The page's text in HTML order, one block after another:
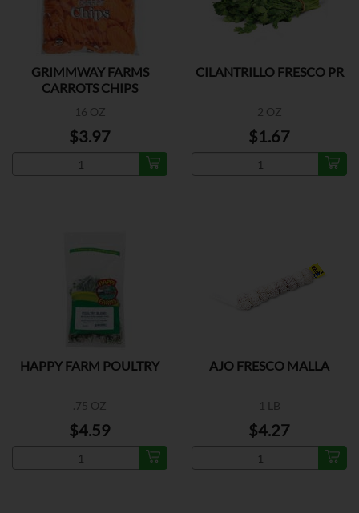
GRIMMWAY FARMS
CARROTS CHIPS
16 OZ
$3.97
CILANTRILLO FRESCO PR
2 OZ
$1.67
HAPPY FARM POULTRY
.75 OZ
$4.59
AJO FRESCO MALLA
1 LB
$4.27